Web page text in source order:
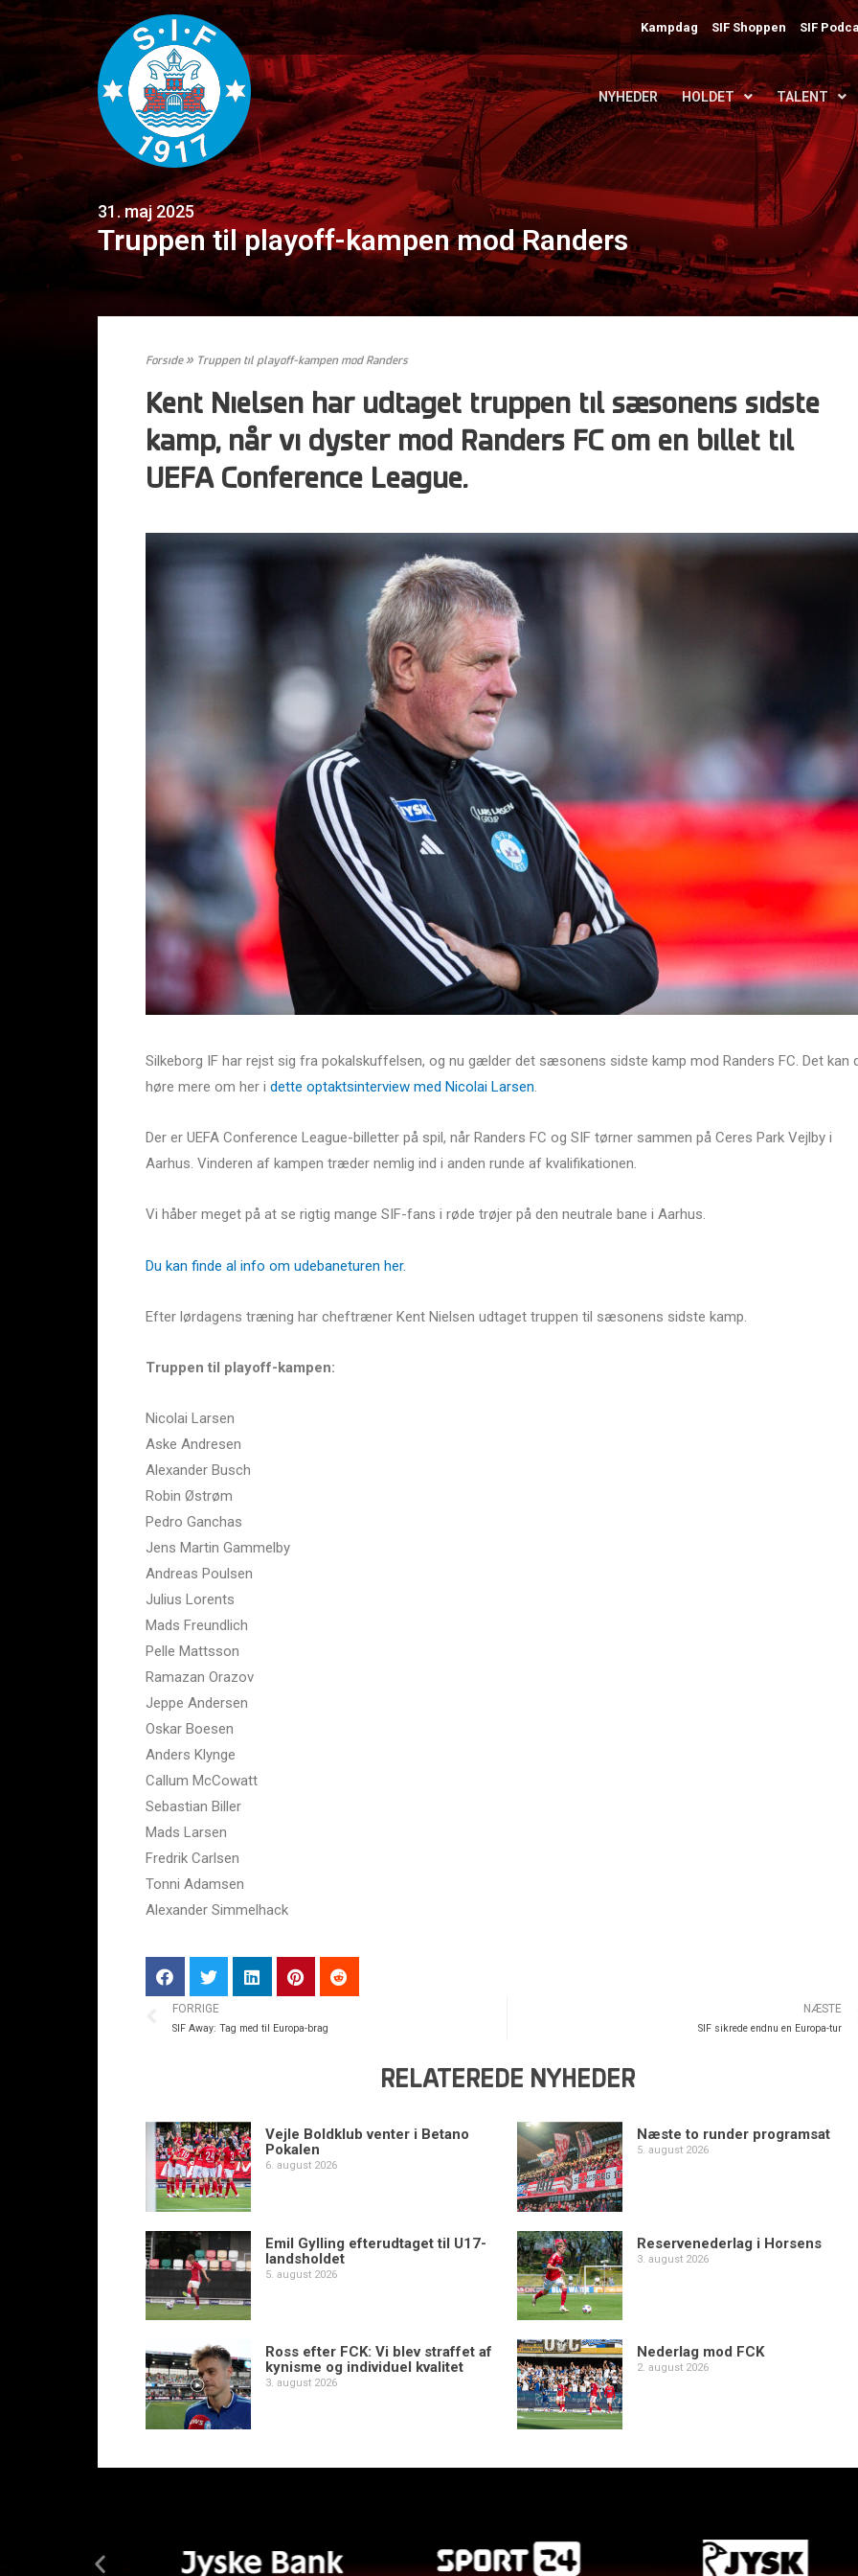
Kampdag SIF Shoppen SIF
NYHEDER HOLDET TALENT
31. maj 2025
Truppen til playoff-kampen mod Randers
Forside» Truppen til playoff-kampen mod Randers
Kent Nielsen har udtaget truppen tilsæsonens sidste
kamp, når vi dyster mod Randers FC om en billet til
UEFA Conference League.
Silkeborg IF har rejst sig fra pokalskuffelsen, og nu gælder det sæsonens sidste kamp mod Randers FC. Det kan
høre mere om her i dette optaktsinterview med Nicolai Larsen.
Der er UEFA Conference League-billetter på spil, når Randers FC og SIF tørner sammen på Ceres Park Vejlby i
Aarhus. Vinderen af kampen træder nemlig ind i anden runde af kvalifikationen.
Vi håber meget på at se rigtig mange SIF-fans i røde trøjer på den neutrale bane i Aarhus.
Du kan finde al info om udebaneturen her.
Efter lørdagens træning har cheftræner Kent Nielsen udtaget truppen til sæsonens sidste kamp.
Truppen til playoff-kampen:
Nicolai Larsen
Aske Andresen
Alexander Busch
Robin Østrøm
Pedro Ganchas
Jens Martin Gammelby
Andreas Poulsen
Julius Lorents
Mads Freundlich
Pelle Mattsson
Ramazan Orazov
Jeppe Andersen
Oskar Boesen
Anders Klynge
Callum McCowatt
Sebastian Biller
Mads Larsen
Fredrik Carlsen
Tonni Adamsen
Alexander Simmelhack
FORRIGE
SIF Away: Tag med til Europa-brag
NÆSTE
SIF sikrede endnu en Europa-tur
RELATEREDE NYHEDER
Vejle Boldklub venter i Betano
Pokalen
6. august 2026
Næste to runder programsat
5. august 2026
Emil Gylling efterudtaget til U17-
landsholdet
5. august 2026
Reservenederlag i Horsens
3. august 2026
Ross efter FCK: Vi blev straffet af
kynisme og individuel kvalitet
3. august 2026
Nederlag mod FCK
2. august 2026